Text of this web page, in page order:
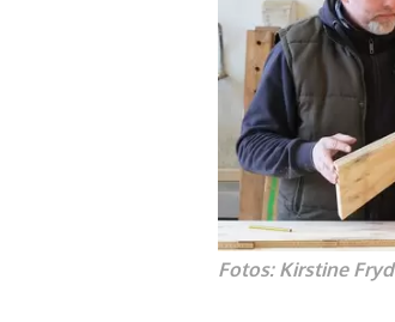
Fotos: Kirstine Fryd